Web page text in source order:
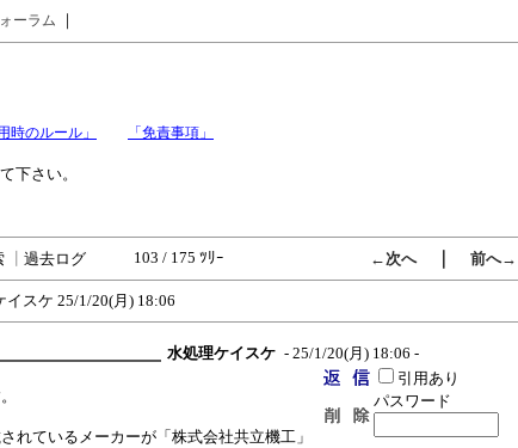
ーラム ｜
時のルール」 「免責事項」
下さい。
過去ログ 103 / 175 ﾂﾘｰ ←次へ｜ 前へ→
イスケ 25/1/20(月) 18:06
水処理ケイスケ - 25/1/20(月) 18:06 -
れているメーカーが「株式会社共立機工」
引用あり
パスワード